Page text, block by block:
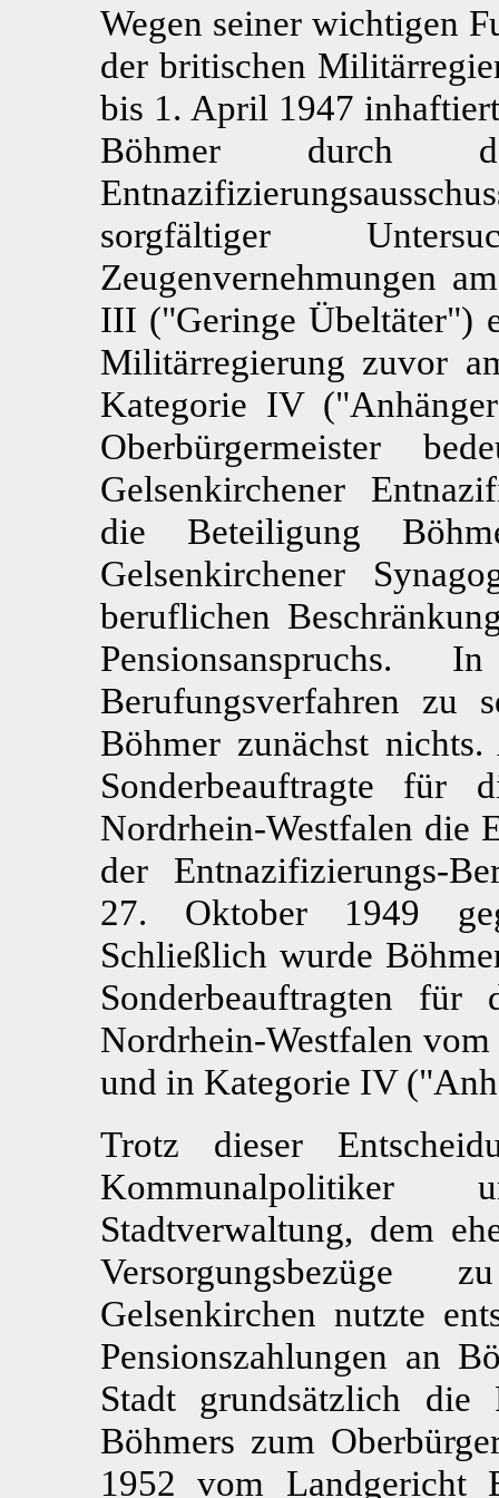
Wegen seiner wichtigen
der britischen
bis 1. April 1947
Böhmer durch
sorgfältiger
Zeugenvernehmungen
III ("Geringe Übeltäter")
Militärregierung zuvor
Kategorie IV
Oberbürgermeister
Gelsenkirchener
die Beteiligung
Gelsenkirchener
beruflichen
Berufungsverfahren zu
Böhmer zunächst
Sonderbeauftragte für
Nordrhein-Westfalen die
der Entnazifizierungs-
27. Oktober 1949
Schließlich wurde
Sonderbeauftragten
Nordrhein-Westfalen
und in Kategorie IV
Trotz dieser
Kommunalpolitiker
Stadtverwaltung, dem
Gelsenkirchen nutzte
Pensionszahlungen an
Stadt grundsätzlich die
Böhmers zum
1952 vom Landgericht